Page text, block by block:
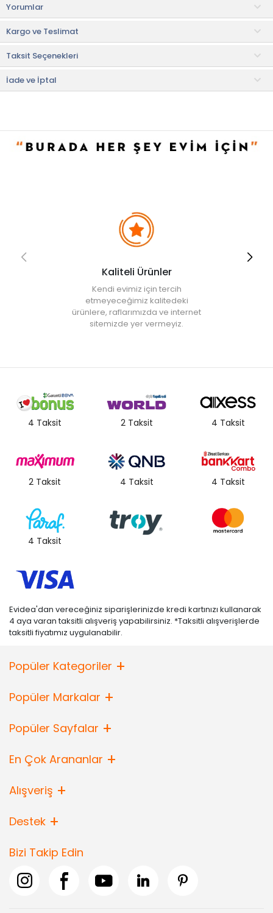
Ergonomik pompa başlıkları sayesinde sıvı sabun ve losyonları
kolayca kullanabilirsiniz. Pratik ve kullanıcı dostu tasarımı ile
günlük hayatınızı kolaylaştırır.
Yüksek kaliteli malzemelerden üretilmiştir, uzun ömürlü ve
dayanıklıdır. Paslanmaz yapısı ile banyo ve mutfak gibi nemli
ortamlarda güvenle kullanabilirsiniz.
Kullanım ve Bakım Bilgileri
• " Ürün görsellerinde ışık, ortam ve dijital düzenlemelere bağlı
olarak renk ve doku farklılıkları oluşabilir. "
Yorumlar
Kargo ve Teslimat
Taksit Seçenekleri
İade ve İptal
Kaliteli Ürünler
Kendi evimiz için tercih
etmeyeceğimiz kalitedeki
ürünlere, raflarımızda ve internet
sitemizde yer vermeyiz.
4 Taksit 2 Taksit 4 Taksit
2 Taksit 4 Taksit 4 Taksit
4 Taksit
Evidea'dan vereceğiniz siparişlerinizde kredi kartınızı kullanarak
4 aya varan taksitli alışveriş yapabilirsiniz. *Taksitli alışverişlerde
taksitli fiyatımız uygulanabilir.
Popüler Kategoriler
Popüler Markalar
Popüler Sayfalar
En Çok Arananlar
Alışveriş
Destek
Bizi Takip Edin